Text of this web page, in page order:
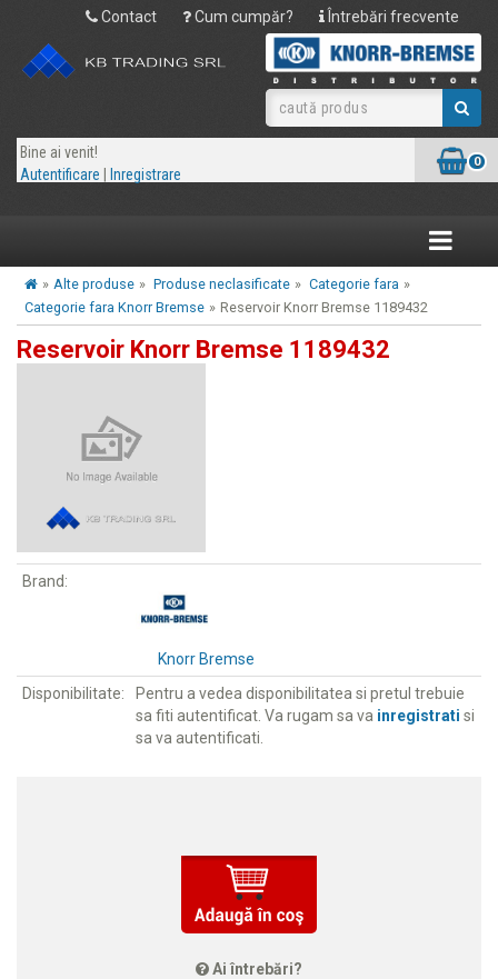
Contact Cum cumpăr? Întrebări frecvente
Bine ai venit!
Autentificare
Inregistrare
0
Toggle
» Alte produse » Produse neclasificate » Categorie fara »
Categorie fara Knorr Bremse » Reservoir Knorr Bremse 1189432
Reservoir Knorr Bremse 1189432
Brand:
Knorr Bremse
Disponibilitate:
Pentru a vedea disponibilitatea si pretul trebuie
sa fiti autentificat. Va rugam sa va inregistrati si
sa va autentificati.
Ai întrebări?